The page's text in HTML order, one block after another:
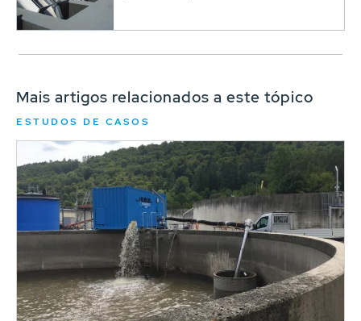
Mais artigos relacionados a este tópico
ESTUDOS DE CASOS